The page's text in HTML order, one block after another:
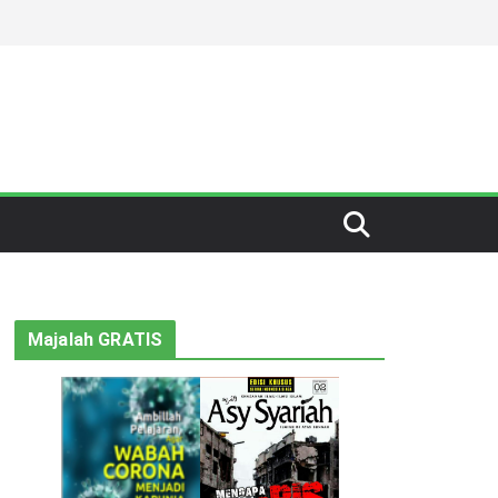
Majalah GRATIS